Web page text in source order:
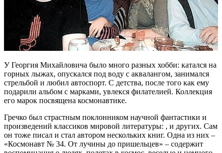
У Георгия Михайловича было много разных хобби: катался на
горных лыжах, опускался под воду с аквалангом, занимался
стрельбой и любил автоспорт. С детства, после того как ему
подарили альбом с марками, увлекся филателией. Коллекция
его марок посвящена космонавтике.
Гречко был страстным поклонником научной фантастики и
произведений классиков мировой литературы: , и других. Сам
он тоже писал и стал автором нескольких книг. Одна из них –
«Космонавт № 34. От лучины до пришельцев» – содержит